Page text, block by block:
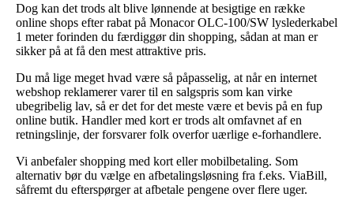
Dog kan det trods alt blive lønnende at besigtige en række
online shops efter rabat på Monacor OLC-100/SW lyslederkabel
1 meter forinden du færdiggør din shopping, sådan at man er
sikker på at få den mest attraktive pris.
Du må lige meget hvad være så påpasselig, at når en internet
webshop reklamerer varer til en salgspris som kan virke
ubegribelig lav, så er det for det meste være et bevis på en fup
online butik. Handler med kort er trods alt omfavnet af en
retningslinje, der forsvarer folk overfor uærlige e-forhandlere.
Vi anbefaler shopping med kort eller mobilbetaling. Som
alternativ bør du vælge en afbetalingsløsning fra f.eks. ViaBill,
såfremt du efterspørger at afbetale pengene over flere uger.